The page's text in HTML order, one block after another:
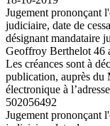
Jugement prononçant
judiciaire, date de
désignant mandataire
Geoffroy Berthelot 46
Les créances sont à
publication, auprès du
électronique à
502056492
Jugement prononçant